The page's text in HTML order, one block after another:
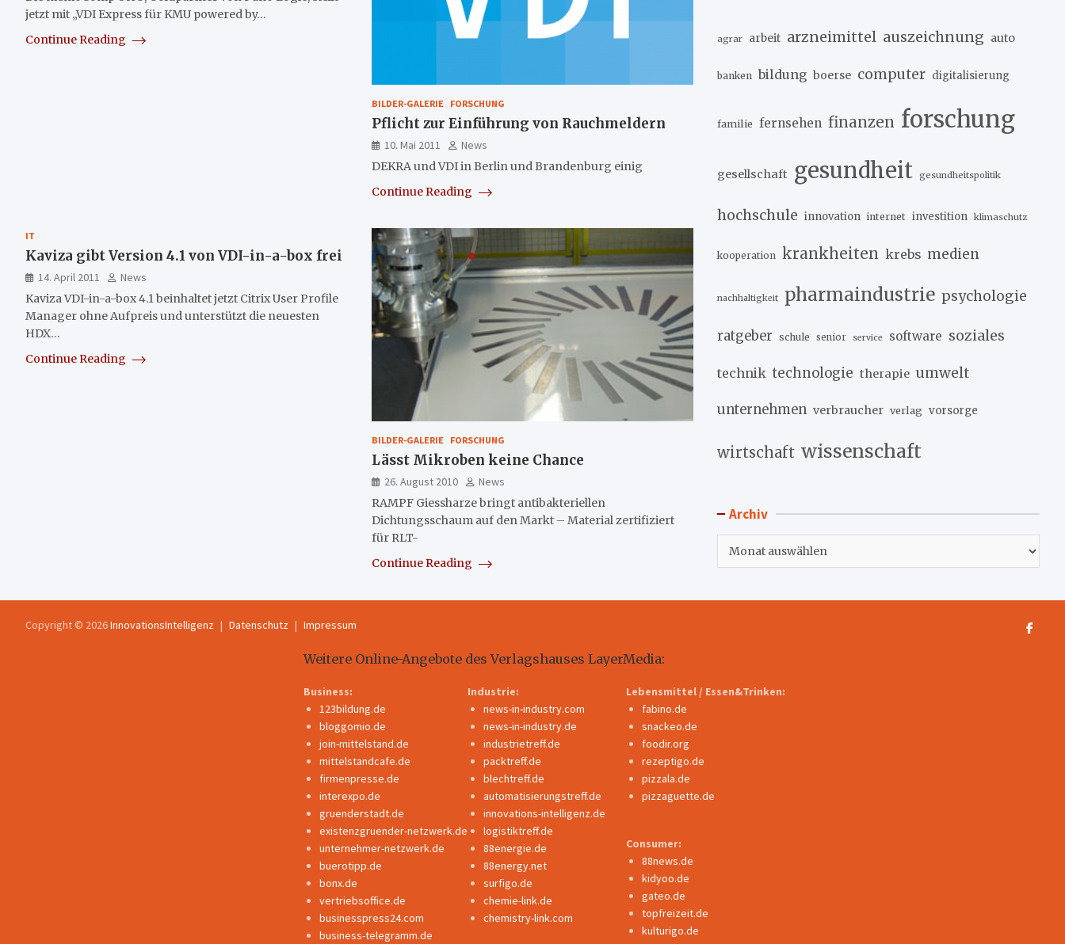
jetzt mit „VDI Express für KMU powered by…
Continue Reading
BILDER-GALERIE FORSCHUNG
Pflicht zur Einführung von Rauchmeldern
10. Mai 2011
News
DEKRA und VDI in Berlin und Brandenburg einig
Continue Reading
IT
Kaviza gibt Version 4.1 von VDI-in-a-box frei
14. April 2011
News
Kaviza VDI-in-a-box 4.1 beinhaltet jetzt Citrix User Profile
Manager ohne Aufpreis und unterstützt die neuesten
HDX…
Continue Reading
BILDER-GALERIE FORSCHUNG
Lässt Mikroben keine Chance
26. August 2010
News
RAMPF Giessharze bringt antibakteriellen
Dichtungsschaum auf den Markt – Material zertifiziert
für RLT-
Continue Reading
agrar arbeit arzneimittel auszeichnung auto
banken bildung boerse computer digitalisierung
familie fernsehen finanzen forschung
gesellschaft gesundheit gesundheitspolitik
hochschule innovation internet investition klimaschutz
kooperation krankheiten krebs medien
nachhaltigkeit pharmaindustrie psychologie
ratgeber schule senior service software soziales
technik technologie therapie umwelt
unternehmen verbraucher verlag vorsorge
wirtschaft wissenschaft
Archiv
Copyright © 2026InnovationsIntelligenz Datenschutz Impressum
Weitere Online-Angebote des Verlagshauses LayerMedia:
Business:
123bildung.de
bloggomio.de
join-mittelstand.de
mittelstandcafe.de
firmenpresse.de
interexpo.de
gruenderstadt.de
existenzgruender-netzwerk.de
unternehmer-netzwerk.de
buerotipp.de
bonx.de
vertriebsoffice.de
businesspress24.com
business-telegramm.de
Industrie:
news-in-industry.com
news-in-industry.de
industrietreff.de
packtreff.de
blechtreff.de
automatisierungstreff.de
innovations-intelligenz.de
logistiktreff.de
88energie.de
88energy.net
surfigo.de
chemie-link.de
chemistry-link.com
Lebensmittel / Essen&Trinken:
fabino.de
snackeo.de
foodir.org
rezeptigo.de
pizzala.de
pizzaguette.de
Consumer:
88news.de
kidyoo.de
gateo.de
topfreizeit.de
kulturigo.de